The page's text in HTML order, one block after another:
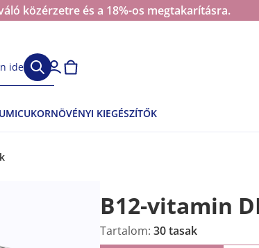
közérzetre és a 18%-os megtakarításra.
ide
NÖVÉNYI KIEGÉSZÍTŐK
B12-vitamin
Tartalom: 30 tasak